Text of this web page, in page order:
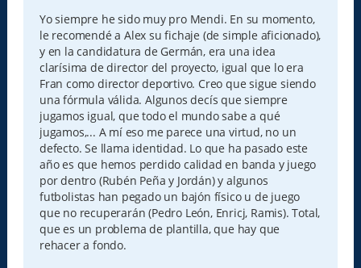
Yo siempre he sido muy pro Mendi. En su momento,
le recomendé a Alex su fichaje (de simple aficionado),
y en la candidatura de Germán, era una idea
clarísima de director del proyecto, igual que lo era
Fran como director deportivo. Creo que sigue siendo
una fórmula válida. Algunos decís que siempre
jugamos igual, que todo el mundo sabe a qué
jugamos,... A mí eso me parece una virtud, no un
defecto. Se llama identidad. Lo que ha pasado este
año es que hemos perdido calidad en banda y juego
por dentro (Rubén Peña y Jordán) y algunos
futbolistas han pegado un bajón físico u de juego
que no recuperarán (Pedro León, Enricj, Ramis). Total,
que es un problema de plantilla, que hay que
rehacer a fondo.